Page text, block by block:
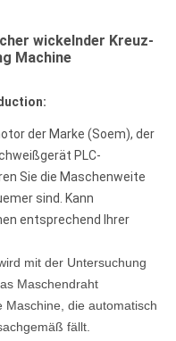
wickelnder Kreuz-
Machine
der Marke (Soem), der
PLC-
Sie die Maschenweite
sind. Kann
entsprechend Ihrer
mit der Untersuchung
Maschendraht
die automatisch
fällt.